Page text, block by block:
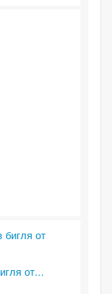
от...